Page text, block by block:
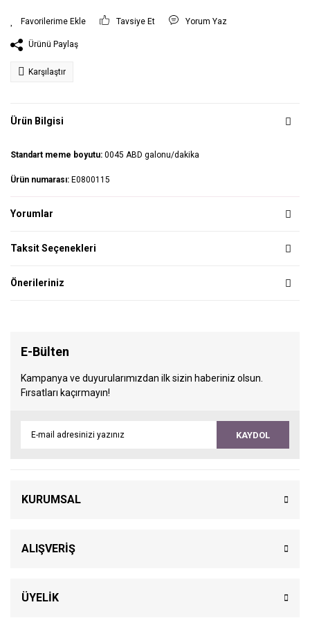
Tavsiye Et Yorum Yaz
Ürünü Paylaş
Karşılaştır
Ürün Bilgisi
Standart meme boyutu: 0045 ABD galonu/dakika
Ürün numarası: E0800115
Yorumlar
Taksit Seçenekleri
Önerileriniz
E-Bülten
Kampanya ve duyurularımızdan ilk sizin haberiniz olsun.
Fırsatları kaçırmayın!
KAYDOL
KURUMSAL
ALIŞVERİŞ
ÜYELİK